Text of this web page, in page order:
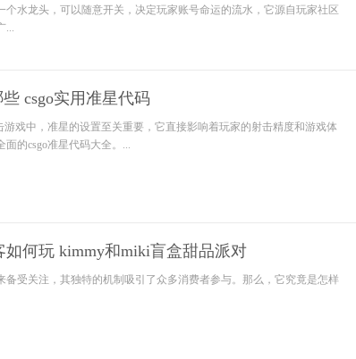
个水龙头，可以随意开关，决定玩家账号命运的流水，它源自玩家社区
...
csgo实用准星代码
游戏中，准星的设置至关重要，它直接影响着玩家的射击精度和游戏体
的csgo准星代码大全。...
如何玩 kimmy和miki盲盒甜品派对
备受关注，其独特的机制吸引了众多消费者参与。那么，它究竟是怎样